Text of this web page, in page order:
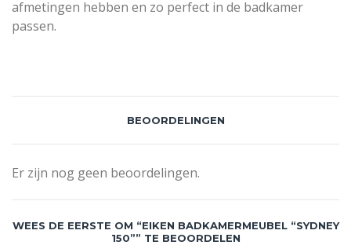
afmetingen hebben en zo perfect in de badkamer
passen.
BEOORDELINGEN
Er zijn nog geen beoordelingen.
WEES DE EERSTE OM “EIKEN BADKAMERMEUBEL “SYDNEY
150”” TE BEOORDELEN